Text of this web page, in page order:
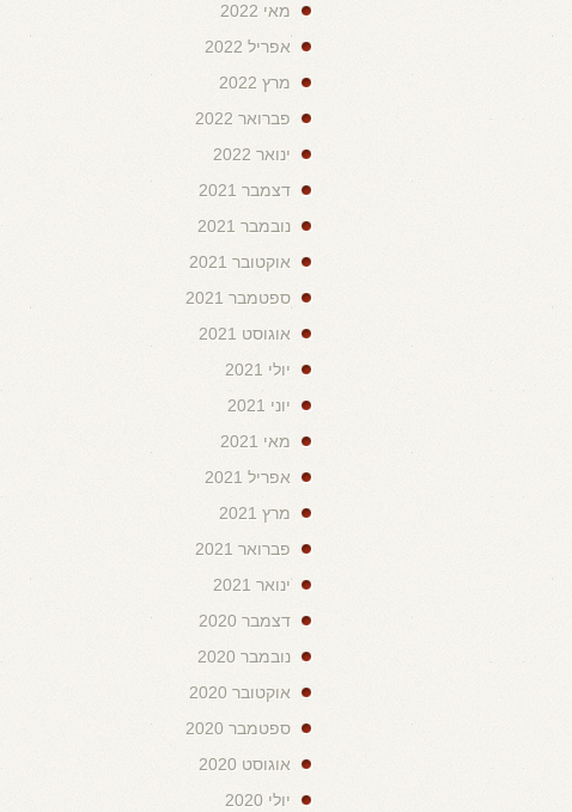
מאי 2022
אפריל 2022
מרץ 2022
פברואר 2022
ינואר 2022
דצמבר 2021
נובמבר 2021
אוקטובר 2021
ספטמבר 2021
אוגוסט 2021
יולי 2021
יוני 2021
מאי 2021
אפריל 2021
מרץ 2021
פברואר 2021
ינואר 2021
דצמבר 2020
נובמבר 2020
אוקטובר 2020
ספטמבר 2020
אוגוסט 2020
יולי 2020